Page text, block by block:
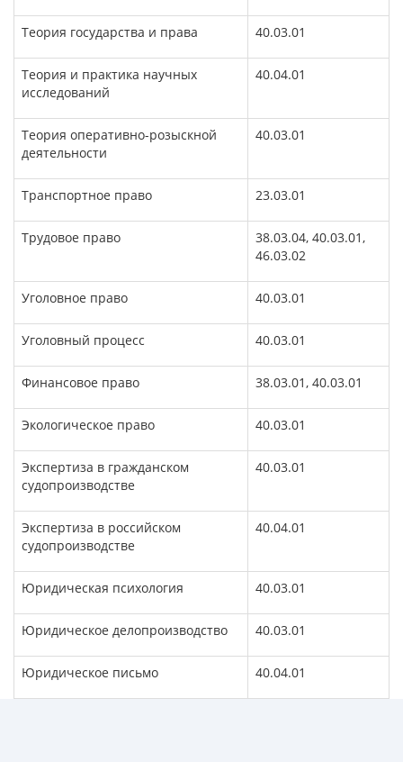
Теория государства и права 40.03.01
Теория и практика научных
исследований
40.04.01
Теория оперативно-розыскной
деятельности
40.03.01
Транспортное право 23.03.01
Трудовое право
38.03.04, 40.03.01,
46.03.02
Уголовное право 40.03.01
Уголовный процесс 40.03.01
Финансовое право 38.03.01, 40.03.01
Экологическое право 40.03.01
Экспертиза в гражданском
судопроизводстве
40.03.01
Экспертиза в российском
судопроизводстве
40.04.01
Юридическая психология 40.03.01
Юридическое делопроизводство 40.03.01
Юридическое письмо 40.04.01